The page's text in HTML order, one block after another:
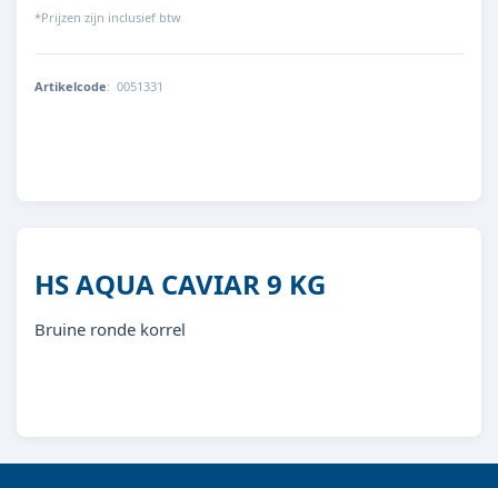
*Prijzen zijn inclusief btw
Artikelcode: 0051331
HS AQUA CAVIAR 9 KG
Bruine ronde korrel